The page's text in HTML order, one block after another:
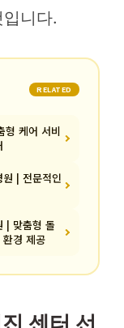
니다.
RELATED
형 케어 서비
| 전문적인
| 맞춤형 돌
경 제공
센터 선